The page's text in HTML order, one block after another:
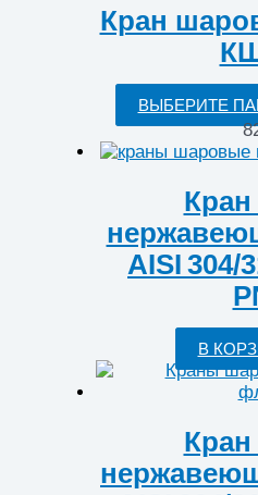
Кран
ВЫБЕРИТЕ
AISI 304/
В